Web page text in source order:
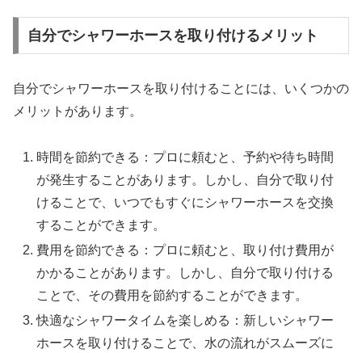
自分でシャワーホースを取り付けるメリット
自分でシャワーホースを取り付けることには、いくつかの
メリットがあります。
時間を節約できる：プロに頼むと、予約や待ち時間
が発生することがあります。しかし、自分で取り付
けることで、いつでもすぐにシャワーホースを交換
することができます。
費用を節約できる：プロに頼むと、取り付け費用が
かかることがあります。しかし、自分で取り付ける
ことで、その費用を節約することができます。
快適なシャワータイムを楽しめる：新しいシャワー
ホースを取り付けることで、水の流れがスムーズに